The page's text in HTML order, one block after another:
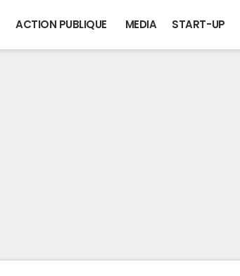
ACTION PUBLIQUE MEDIA START-UP